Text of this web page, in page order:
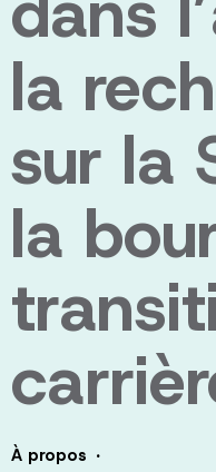
la
sur la
la
À propos ·